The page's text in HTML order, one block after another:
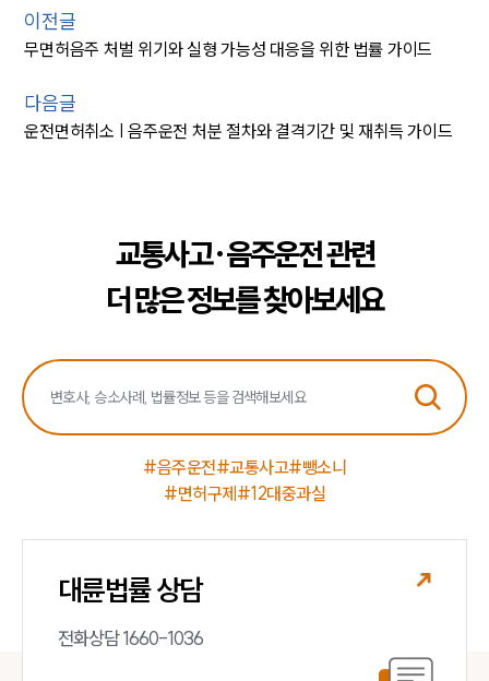
이전글
무면허음주 처벌 위기와 실형 가능성 대응을 위한 법률 가이드
다음글
운전면허취소 | 음주운전 처분 절차와 결격기간 및 재취득 가이드
교통사고·음주운전 관련
더 많은 정보를 찾아보세요
#음주운전#교통사고#뺑소니
#면허구제#12대중과실
대륜법률 상담
전화상담 1660-1036